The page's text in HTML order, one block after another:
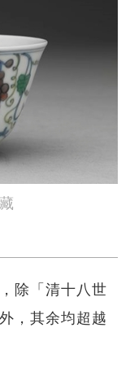
除「清十八世
，其余均超越